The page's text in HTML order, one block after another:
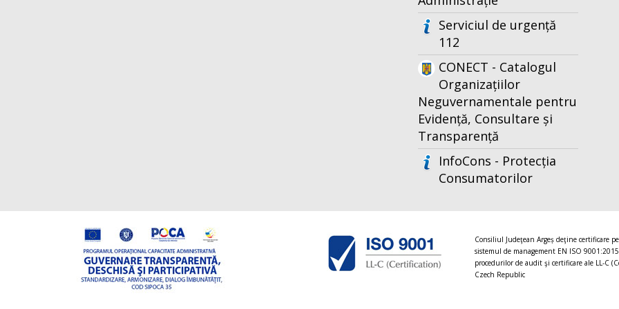
Serviciul de urgență
112
CONECT - Catalogul
Organizațiilor
Neguvernamentale pentru
Evidență, Consultare și
Transparență
InfoCons - Protecția
Consumatorilor
Consiliul Judeţean Argeș deţine certificare
sistemul de management EN ISO
procedurilor de audit şi certificare ale LL-C
Czech Republic